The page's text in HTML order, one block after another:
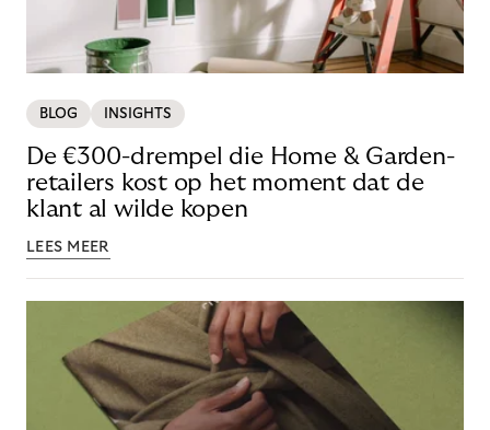
BLOG INSIGHTS
De €300-drempel die Home & Garden-
retailers kost op het moment dat de
klant al wilde kopen
LEES MEER